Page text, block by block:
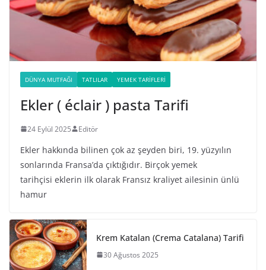
DÜNYA MUTFAĞI TATLILAR YEMEK TARIFLERI
Ekler ( éclair ) pasta Tarifi
24 Eylül 2025 Editör
Ekler hakkında bilinen çok az şeyden biri, 19. yüzyılın
sonlarında Fransa’da çıktığıdır. Birçok yemek
tarihçisi eklerin ilk olarak Fransız kraliyet ailesinin ünlü
hamur
Krem Katalan (Crema Catalana) Tarifi
30 Ağustos 2025